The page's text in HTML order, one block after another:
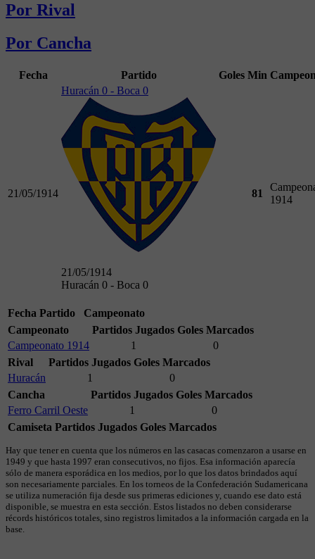
Por Rival
Por Cancha
Fecha Partido Goles Min
21/05/1914
Huracán 0 - Boca 0
21/05/1914
Huracán 0 - Boca 0
81
1914
Fecha Partido
Campeonato
Campeonato
Partidos Jugados Goles Marcados
Campeonato 1914
1
0
Rival
Partidos Jugados Goles Marcados
Huracán
1
0
Cancha
Partidos Jugados Goles Marcados
Ferro Carril Oeste
1
0
Camiseta Partidos Jugados Goles Marcados
Hay que tener en cuenta que los números en las casacas comenzaron a usarse en
1949 y que hasta 1997 eran consecutivos, no fijos. Esa información aparecía
sólo de manera esporádica en los medios, por lo que los datos brindados aquí
son necesariamente parciales. En los torneos de la Confederación Sudamericana
se utiliza numeración fija desde sus primeras ediciones y, cuando ese dato está
disponible, se muestra en esta sección. Estos listados no deben considerarse
récords históricos totales, sino registros limitados a la información cargada en la
base.